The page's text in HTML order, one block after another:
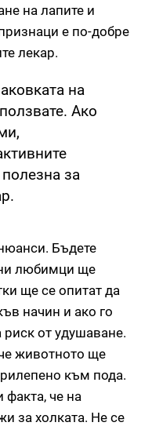
на лапите и
е по-добре
лекар.
на
Ако
за
Бъдете
любимци ще
ще се опитат да
начин и ако го
риск от удушаване.
животното ще
към пода.
че на
за холката. Не се